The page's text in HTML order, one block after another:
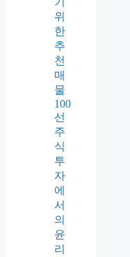
위
한
추
천
매
물
100
선
주
식
투
자
에
서
의
윤
리